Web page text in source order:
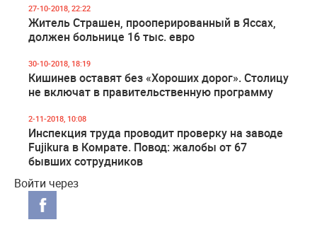
27-10-2018, 22:22
Житель Страшен, прооперированный в Яссах,
должен больнице 16 тыс. евро
30-10-2018, 18:19
Кишинев оставят без «Хороших дорог». Столицу
не включат в правительственную программу
2-11-2018, 10:08
Инспекция труда проводит проверку на заводе
Fujikura в Комрате. Повод: жалобы от 67
бывших сотрудников
Войти через